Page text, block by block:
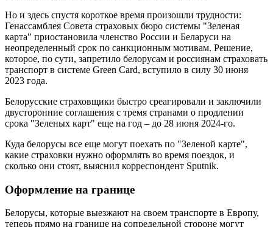
Но и здесь спустя короткое время произошли трудности:
Генассамблея Совета страховых бюро системы "Зеленая
карта" приостановила членство России и Беларуси на
неопределенный срок по санкционным мотивам. Решение,
которое, по сути, запретило белорусам и россиянам страховать
транспорт в системе Green Card, вступило в силу 30 июня
2023 года.
Белорусские страховщики быстро среагировали и заключили
двусторонние соглашения с тремя странами о продлении
срока "Зеленых карт" еще на год – до 28 июня 2024-го.
Куда белорусы все еще могут поехать по "Зеленой карте",
какие страховки нужно оформлять во время поездок, и
сколько они стоят, выяснил корреспондент Sputnik.
Оформление на границе
Белорусы, которые выезжают на своем транспорте в Европу,
теперь прямо на границе на сопредельной стороне могут